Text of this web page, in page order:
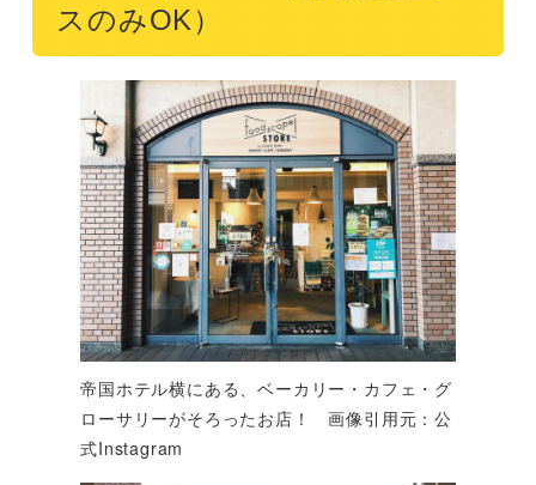
スのみOK）
帝国ホテル横にある、ベーカリー・カフェ・グ
ローサリーがそろったお店！ 画像引用元：公
式Instagram